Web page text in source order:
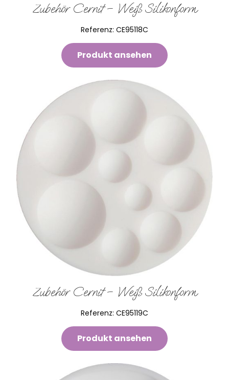
Zubehör Cernit – Weiß Silikonform
Referenz: CE95118C
Produkt ansehen
Zubehör Cernit – Weiß Silikonform
Referenz: CE95119C
Produkt ansehen